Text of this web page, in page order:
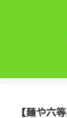
【麺や六